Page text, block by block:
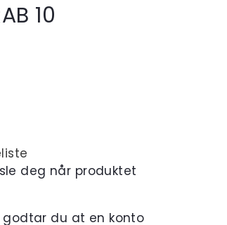
10
deg når produktet
godtar du at en konto